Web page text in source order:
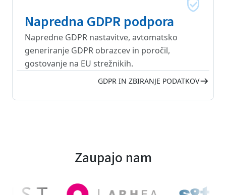
Napredna GDPR podpora
Napredne GDPR nastavitve, avtomatsko
generiranje GDPR obrazcev in poročil,
gostovanje na EU strežnikih.
GDPR IN ZBIRANJE PODATKOV
Zaupajo nam